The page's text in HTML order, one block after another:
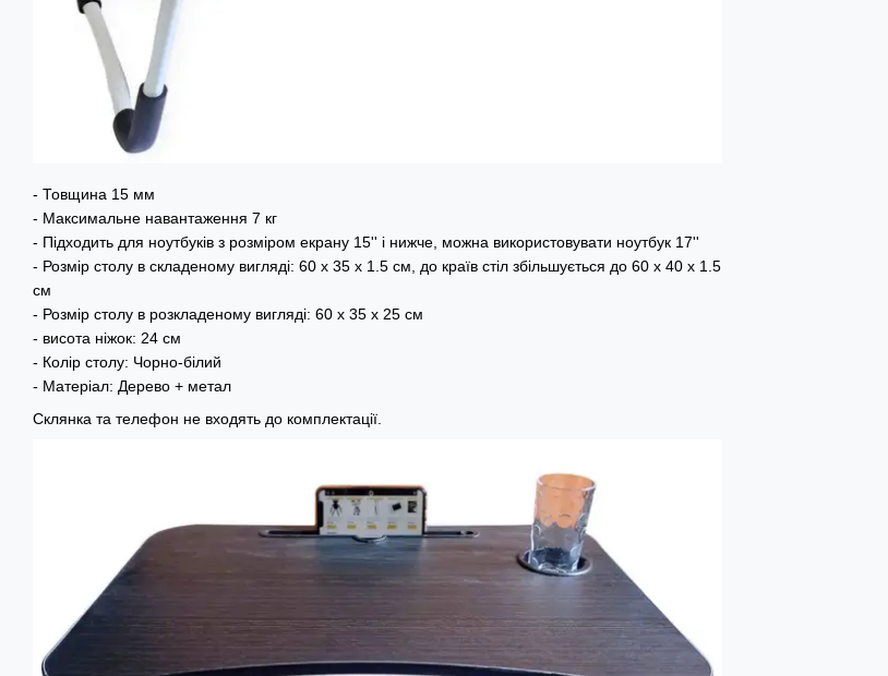
- Товщина 15 мм
- Максимальне навантаження 7 кг
- Підходить для ноутбуків з розміром екрану 15'' і нижче, можна використовувати ноутбук 17''
- Розмір столу в складеному вигляді: 60 х 35 х 1.5 см, до країв стіл збільшується до 60 х 40 х 1.5
см
- Розмір столу в розкладеному вигляді: 60 х 35 х 25 см
- висота ніжок: 24 см
- Колір столу: Чорно-білий
- Матеріал: Дерево + метал
Склянка та телефон не входять до комплектації.